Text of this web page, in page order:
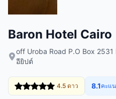
Baron Hotel Cairo
off Uroba Road P.O Box 2531
อียิปต์
4.5 ดาว 8.1คะแ